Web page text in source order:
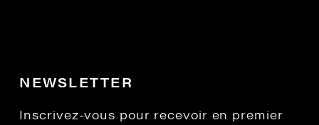
NEWSLETTER
Inscrivez-vous pour recevoir en premier